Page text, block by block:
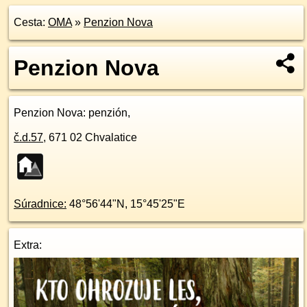
Cesta: OMA» Penzion Nova
Penzion Nova
Penzion Nova: penzión,
č.d.57, 671 02 Chvalatice
Súradnice: 48°56'44"N , 15°45'25"E
Extra: